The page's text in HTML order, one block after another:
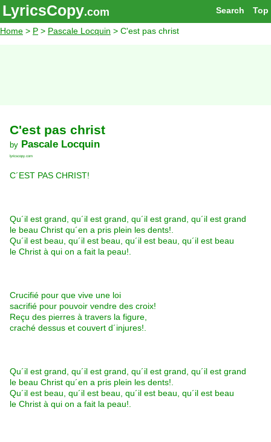
Top
Search
LyricsCopy.com
Home > P > Pascale Locquin > C'est pas christ
C'est pas christ
by Pascale Locquin
lyricscopy.com
C´EST PAS CHRIST!
Qu´il est grand, qu´il est grand, qu´il est grand, qu´il est grand
le beau Christ qu´en a pris plein les dents!.
Qu´il est beau, qu´il est beau, qu´il est beau, qu´il est beau
le Christ à qui on a fait la peau!.
Crucifié pour que vive une loi
sacrifié pour pouvoir vendre des croix!
Reçu des pierres à travers la figure,
craché dessus et couvert d´injures!.
Qu´il est grand, qu´il est grand, qu´il est grand, qu´il est grand
le beau Christ qu´en a pris plein les dents!.
Qu´il est beau, qu´il est beau, qu´il est beau, qu´il est beau
le Christ à qui on a fait la peau!.